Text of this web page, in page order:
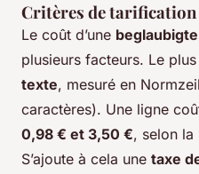
Critères de
Le coût d’une
plusieurs facteurs. Le
texte, mesuré en
caractères). Une ligne
0,98 € et 3,50 €, selon la
S’ajoute à cela une taxe